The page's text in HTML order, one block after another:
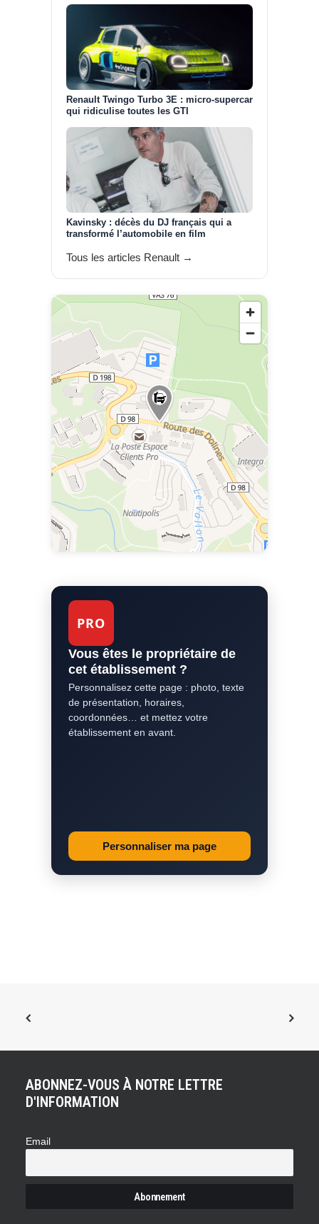
Renault Twingo Turbo 3E : micro-supercar
qui ridiculise toutes les GTI
Kavinsky : décès du DJ français qui a
transformé l’automobile en film
Tous les articles Renault →
PRO
Vous êtes le propriétaire de
cet établissement ?
Personnalisez cette page : photo, texte
de présentation, horaires,
coordonnées… et mettez votre
établissement en avant.
Personnaliser ma page
ABONNEZ-VOUS À NOTRE LETTRE
D'INFORMATION
Email